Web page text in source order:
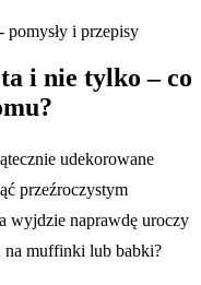
i nie tylko – co
udekorowane
przeźroczystym
wyjdzie naprawdę uroczy
na muffinki lub babki?